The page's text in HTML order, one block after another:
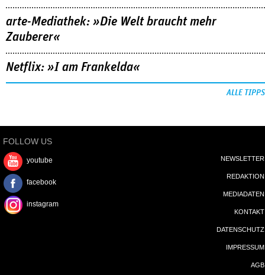
arte-Mediathek: »Die Welt braucht mehr
Zauberer«
Netflix: »I am Frankelda«
ALLE TIPPS
FOLLOW US
youtube
facebook
instagram
NEWSLETTER
REDAKTION
MEDIADATEN
KONTAKT
DATENSCHUTZ
IMPRESSUM
AGB